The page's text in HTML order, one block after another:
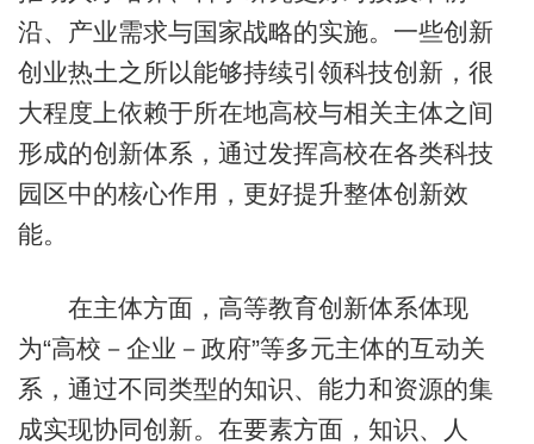
沿、产业需求与国家战略的实施。一些创新
创业热土之所以能够持续引领科技创新，很
大程度上依赖于所在地高校与相关主体之间
形成的创新体系，通过发挥高校在各类科技
园区中的核心作用，更好提升整体创新效
能。
在主体方面，高等教育创新体系体现
为“高校－企业－政府”等多元主体的互动关
系，通过不同类型的知识、能力和资源的集
成实现协同创新。在要素方面，知识、人